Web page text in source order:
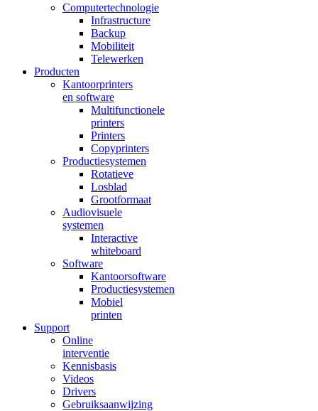
Computertechnologie
Infrastructure
Backup
Mobiliteit
Telewerken
Producten
Kantoorprinters
en software
Multifunctionele
printers
Printers
Copyprinters
Productiesystemen
Rotatieve
Losblad
Grootformaat
Audiovisuele
systemen
Interactive
whiteboard
Software
Kantoorsoftware
Productiesystemen
Mobiel
printen
Support
Online
interventie
Kennisbasis
Videos
Drivers
Gebruiksaanwijzing